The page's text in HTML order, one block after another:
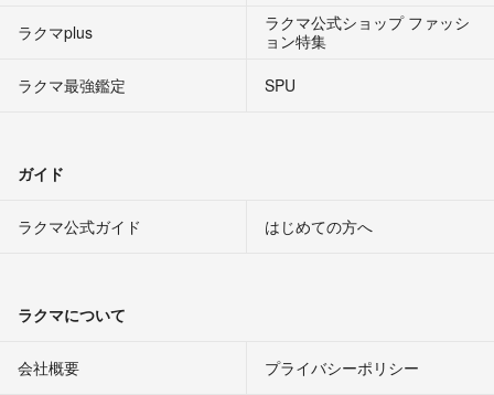
ラクマplus
ラクマ公式ショップ ファッシ
ョン特集
ラクマ最強鑑定
SPU
ガイド
ラクマ公式ガイド はじめての方へ
ラクマについて
会社概要 プライバシーポリシー